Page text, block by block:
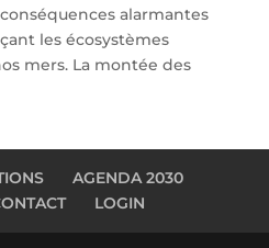
alarmantes
les écosystèmes
mers. La montée des
AGENDA 2030
LOGIN